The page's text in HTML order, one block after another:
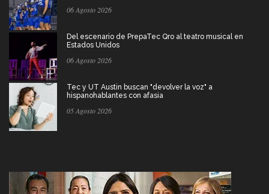
06 Agosto 2026
Del escenario de PrepaTec Qro al teatro musical en
Estados Unidos
06 Agosto 2026
Tec y UT Austin buscan "devolver la voz" a
hispanohablantes con afasia
05 Agosto 2026